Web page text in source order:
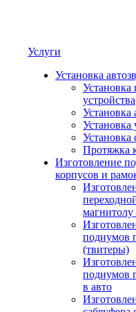
Услуги
Установка
Установка
устройства
Установка
Установка
Установка
Протяжка
Изготовление
корпусов и
подиумов
(твитеры)
подиумов
в авто